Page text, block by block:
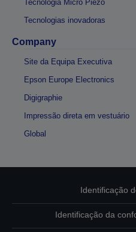
Tecnologia Micro Piezo
Tecnologias inovadoras
Company
Site da Equipa Executiva
Epson Europe Electronics
Digigraphie
Impressão direta em vestuário
Global
Identificação
Identificação da